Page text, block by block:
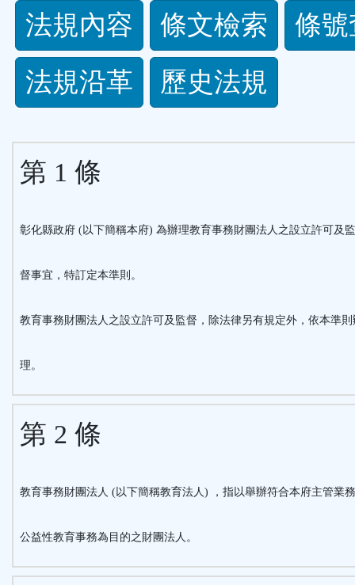
法
規
功
能
按
法規內容 條文檢索
條
法規沿革
歷史法規
第 1 條
彰化縣政府 (以下簡稱本府) 為辦理教育事務財團法人之設立許可及監
督事宜，特訂定本準則。
教育事務財團法人之設立許可及監督，除法律另有規定外，依本準則
理。
第 2 條
教育事務財團法人 (以下簡稱教育法人) ，指以舉辦符合本府主管業
公益性教育事務為目的之財團法人。